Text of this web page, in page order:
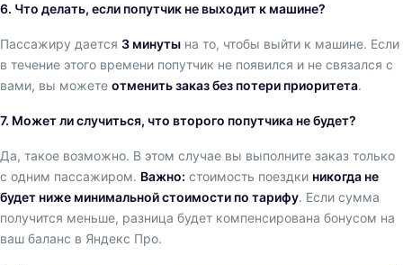
6. Что делать, если попутчик не выходит к машине?
Пассажиру дается 3 минуты на то, чтобы выйти к машине. Если
в течение этого времени попутчик не появился и не связался с
вами, вы можете отменить заказ без потери приоритета.
7. Может ли случиться, что второго попутчика не будет?
Да, такое возможно. В этом случае вы выполните заказ только
с одним пассажиром. Важно: стоимость поездки никогда не
будет ниже минимальной стоимости по тарифу. Если сумма
получится меньше, разница будет компенсирована бонусом на
ваш баланс в Яндекс Про.